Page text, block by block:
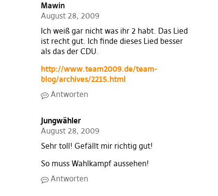
Mawin
August 28, 2009
Ich weiß gar nicht was ihr 2 habt. Das Lied
ist recht gut. Ich finde dieses Lied besser
als das der CDU.
http://www.team2009.de/team-
blog/archives/2215.html
Antworten
Jungwähler
August 28, 2009
Sehr toll! Gefällt mir richtig gut!
So muss Wahlkampf aussehen!
Antworten